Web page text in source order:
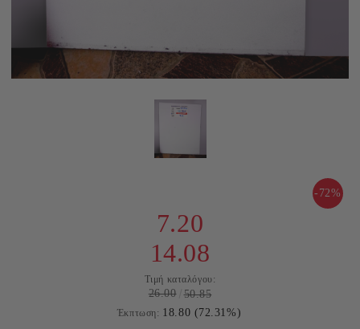
-72%
7.20
14.08
Τιμή καταλόγου:
26.00 50.85
Έκπτωση: 18.80 (72.31%)